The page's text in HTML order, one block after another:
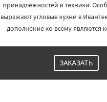
принадлежностей и техники.
выражают угловые кухни в
дополнение ко всему являются
ЗАКАЗАТЬ